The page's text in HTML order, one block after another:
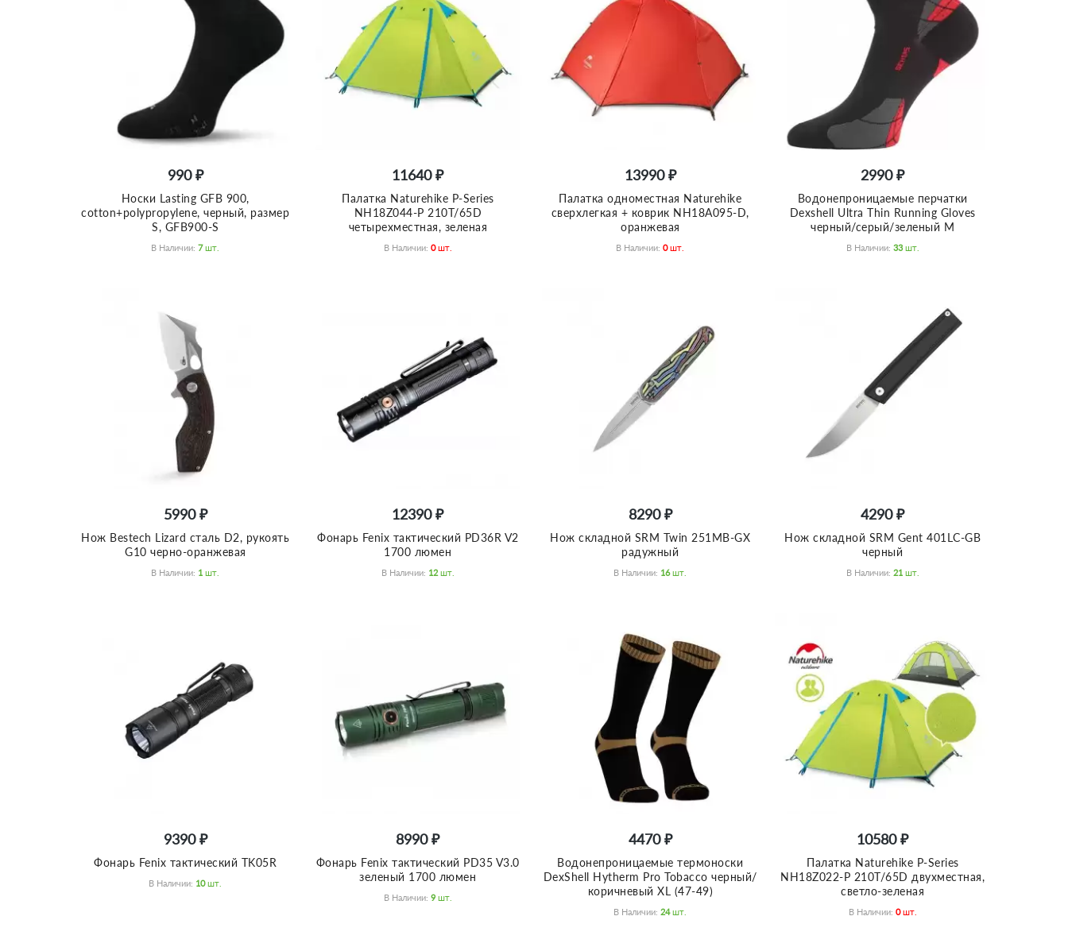
990 ₽
Носки Lasting GFB 900,
cotton+polypropylene, черный, размер
S, GFB900-S
В Наличии:7 Шт.
11640 ₽
Палатка Naturehike P-Series
NH18Z044-P 210T/65D
четырехместная, зеленая
В Наличии: 0 Шт.
13990 ₽
Палатка одноместная Naturehike
сверхлегкая + коврик NH18A095-D,
оранжевая
В Наличии:0 Шт.
2990 ₽
Водонепроницаемые перчатки
Dexshell Ultra Thin Running Gloves
черный/серый/зеленый M
В Наличии: 33 Шт.
5990 ₽
Нож Bestech Lizard сталь D2, рукоять
G10 черно-оранжевая
В Наличии: 1 Шт.
12390 ₽
Фонарь Fenix тактический PD36R V2
1700 люмен
В Наличии: 12 Шт.
8290 ₽
Нож складной SRM Twin 251MB-GX
радужный
В Наличии: 16 Шт.
4290 ₽
Нож складной SRM Gent 401LC-GB
черный
В Наличии: 21 Шт.
9390 ₽
Фонарь Fenix тактический TK05R
В Наличии: 10 Шт.
8990 ₽
Фонарь Fenix тактический PD35 V3.0
зеленый 1700 люмен
В Наличии: 9 Шт.
4470 ₽
Водонепроницаемые термоноски
DexShell Hytherm Pro Tobacco черный/
коричневый XL (47-49)
В Наличии:24 Шт.
10580 ₽
Палатка Naturehike P-Series
NH18Z022-P 210T/65D двухместная,
светло-зеленая
В Наличии: 0 Шт.